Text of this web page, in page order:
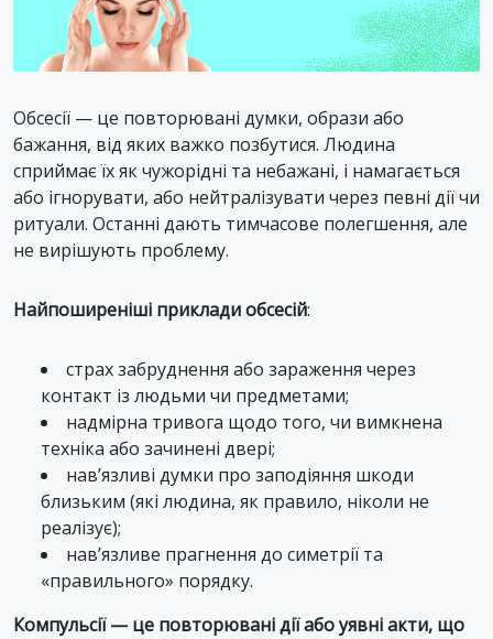
Обсесії — це повторювані думки, образи або
бажання, від яких важко позбутися. Людина
сприймає їх як чужорідні та небажані, і намагається
або ігнорувати, або нейтралізувати через певні дії чи
ритуали. Останні дають тимчасове полегшення, але
не вирішують проблему.
Найпоширеніші приклади обсесій:
страх забруднення або зараження через
контакт із людьми чи предметами;
надмірна тривога щодо того, чи вимкнена
техніка або зачинені двері;
нав’язливі думки про заподіяння шкоди
близьким (які людина, як правило, ніколи не
реалізує);
нав’язливе прагнення до симетрії та
«правильного» порядку.
Компульсії — це повторювані дії або уявні акти, що